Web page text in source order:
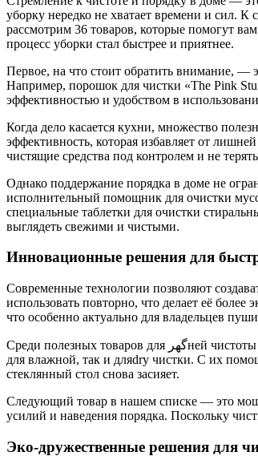
уборку нередко не хватает времени и сил. К
рассмотрим 36 товаров, которые помогут
процесс уборки стал быстрее и приятнее.
Первое, на что стоит обратить внимание, —
Например, порошок для чистки «The Pink
эффективностью и удобством в
Когда дело касается кухни, множество
эффективность, которая избавляет от
чистящие средства под контролем и не
Однако поддержание порядка в доме не
исполнительный помощник для очистки
специальные таблетки для очистки
выглядеть свежими и чистыми.
Инновационные решения для
Современные технологии позволяют
использовать повторно, что делает её
что особенно актуально для владельцев
Среди полезных товаров для گھرней чистоты также стоит выделить набор из микрофибровых салфеток. Они обладают отличными абсорбирующими свойствами и могут использоваться как
для влажной, так и дляdry чистки. С их
стеклянный стол снова засияет.
Следующий товар в нашем списке — это
усилий и наведения порядка. Поскольку
Эко-дружественные решения для